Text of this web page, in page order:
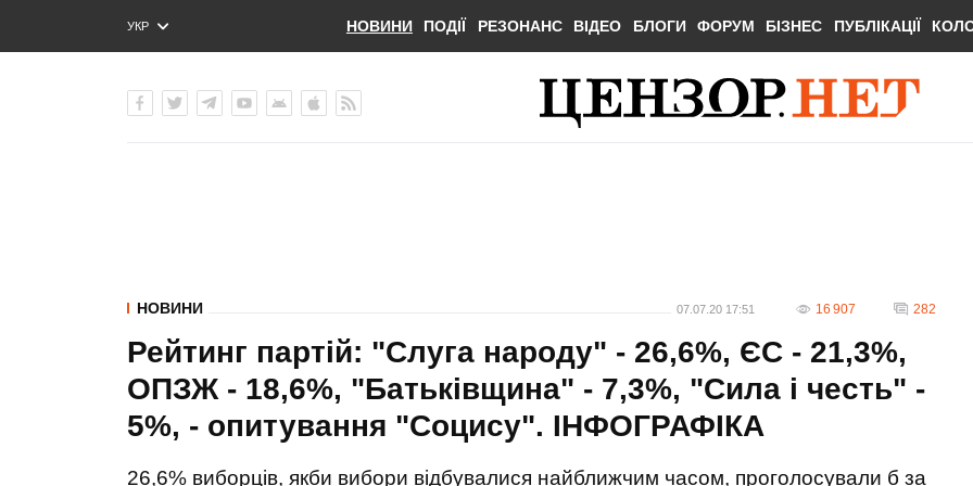
УКР
ENG
НОВИНИ ПОДІЇ РЕЗОНАНС ВІДЕО БЛОГИ ФОРУМ БІЗНЕС ПУБЛІКАЦІЇ
НОВИНИ 07.07.20 17:51 16 907 282
Рейтинг партій: "Слуга народу" - 26,6%, ЄС - 21,3%,
ОПЗЖ - 18,6%, "Батьківщина" - 7,3%, "Сила і честь" -
5%, - опитування "Соцису". ІНФОГРАФІКА
26,6% виборців, якби вибори відбувалися найближчим часом, проголосували б за